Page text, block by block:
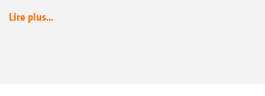
Lire plus...